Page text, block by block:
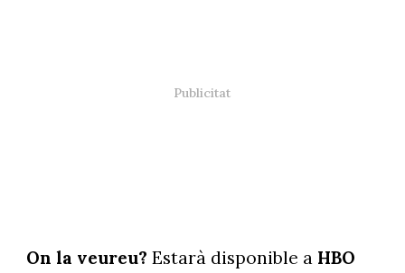
On la veureu? Estarà disponible a HBO